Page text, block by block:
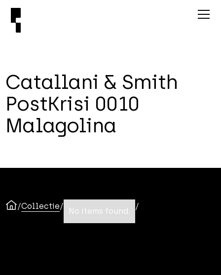
Catallani & Smith
PostKrisi 0010
Malagolina
/Collectie/
No items found.
/